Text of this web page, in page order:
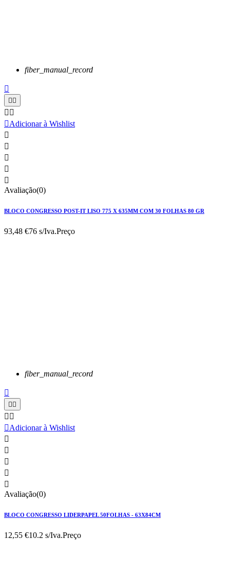
fiber_manual_record

 
 
Adicionar à Wishlist





Avaliação(0)
BLOCO CONGRESSO POST-IT LISO 775 X 635MM COM 30 FOLHAS 80 GR
93,48 €76 s/Iva.Preço
fiber_manual_record

 
 
Adicionar à Wishlist





Avaliação(0)
BLOCO CONGRESSO LIDERPAPEL 50FOLHAS - 63X84CM
12,55 €10.2 s/Iva.Preço